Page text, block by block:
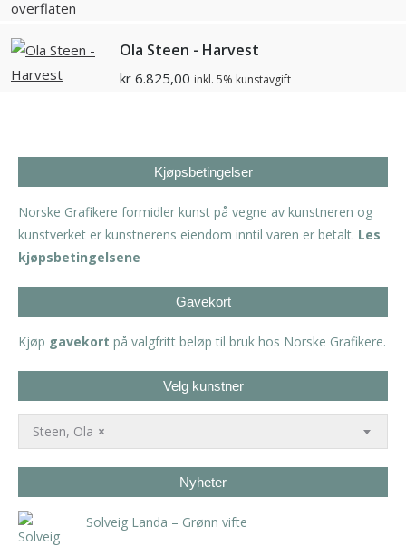
Ola Steen - Harvest
kr 6.825,00 inkl. 5% kunstavgift
Kjøpsbetingelser
Norske Grafikere formidler kunst på vegne av kunstneren og
kunstverket er kunstnerens eiendom inntil varen er betalt. Les
kjøpsbetingelsene
Gavekort
Kjøp gavekort på valgfritt beløp til bruk hos Norske Grafikere.
Velg kunstner
×
Steen, Ola
Nyheter
Solveig Landa – Grønn vifte